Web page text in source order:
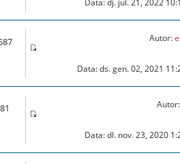
Data: dj. jul. 21, 2022
Autor:
Data: ds. gen. 02, 2021
Autor:
Data: dl. nov. 23, 2020